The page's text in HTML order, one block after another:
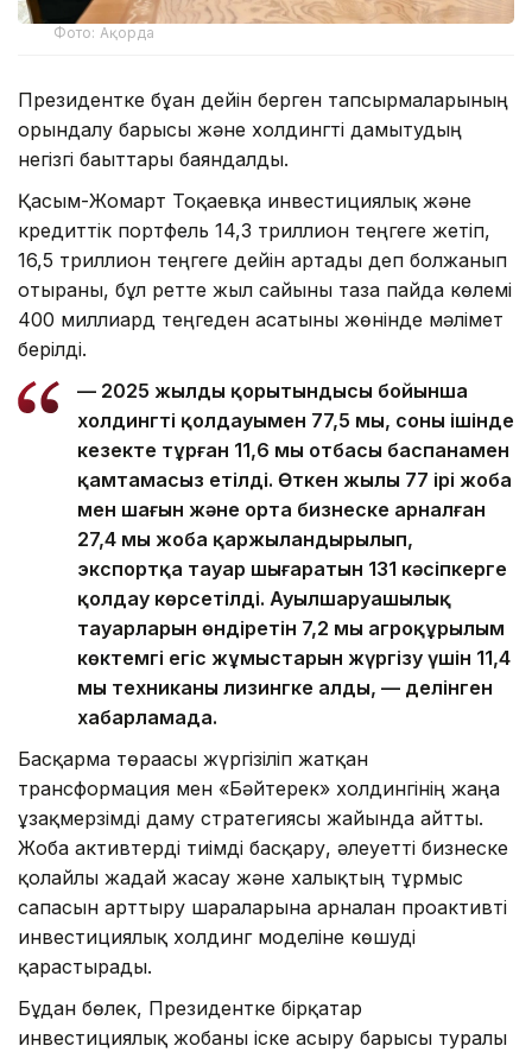
Фото: Ақорда
Президентке бұған дейін берген тапсырмаларының
орындалу барысы және холдингті дамытудың
негізгі бағыттары баяндалды.
Қасым-Жомарт Тоқаевқа инвестициялық және
кредиттік портфель 14,3 триллион теңгеге жетіп,
16,5 триллион теңгеге дейін артады деп болжанып
отырғаны, бұл ретте жыл сайынғы таза пайда көлемі
400 миллиард теңгеден асатыны жөнінде мәлімет
берілді.
— 2025 жылдың қорытындысы бойынша
холдингтің қолдауымен 77,5 мың, соның ішінде
кезекте тұрған 11,6 мың отбасы баспанамен
қамтамасыз етілді. Өткен жылы 77 ірі жоба
мен шағын және орта бизнеске арналған
27,4 мың жоба қаржыландырылып,
экспортқа тауар шығаратын 131 кәсіпкерге
қолдау көрсетілді. Ауылшаруашылық
тауарларын өндіретін 7,2 мың агроқұрылым
көктемгі егіс жұмыстарын жүргізу үшін 11,4
мың техниканы лизингке алды, — делінген
хабарламада.
Басқарма төрағасы жүргізіліп жатқан
трансформация мен «Бәйтерек» холдингінің жаңа
ұзақмерзімді даму стратегиясы жайында айтты.
Жоба активтерді тиімді басқару, әлеуетті бизнеске
қолайлы жағдай жасау және халықтың тұрмыс
сапасын арттыру шараларына арналған проактивті
инвестициялық холдинг моделіне көшуді
қарастырады.
Бұдан бөлек, Президентке бірқатар
инвестициялық жобаны іске асыру барысы туралы